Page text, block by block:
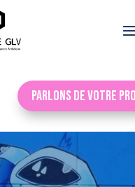
Parlons de votre